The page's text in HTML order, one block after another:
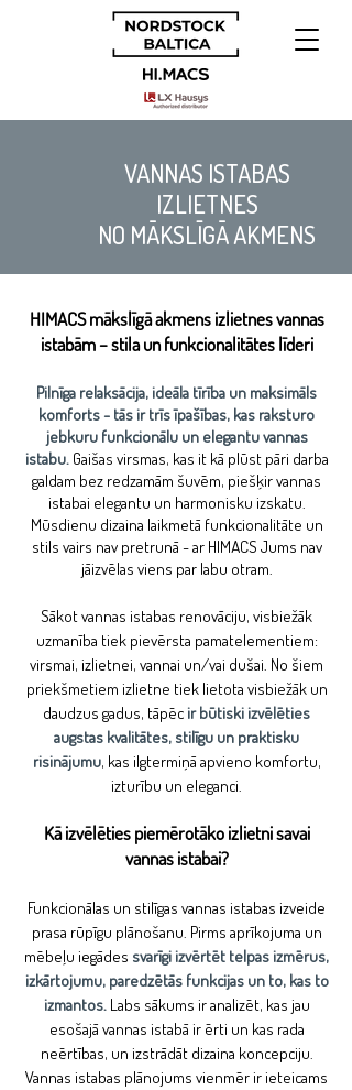
VANNAS ISTABAS
IZLIETNES
NO MĀKSLĪGĀ AKMENS
HIMACS mākslīgā akmens izlietnes vannas
istabām – stila un funkcionalitātes līderi
Pilnīga relaksācija, ideāla tīrība un maksimāls
komforts - tās ir trīs īpašības, kas raksturo
jebkuru funkcionālu un elegantu vannas
istabu. Gaišas virsmas, kas it kā plūst pāri darba
galdam bez redzamām šuvēm, piešķir vannas
istabai elegantu un harmonisku izskatu.
Mūsdienu dizaina laikmetā funkcionalitāte un
stils vairs nav pretrunā - ar HIMACS Jums nav
jāizvēlas viens par labu otram.
Sākot vannas istabas renovāciju, visbiežāk
uzmanība tiek pievērsta pamatelementiem:
virsmai, izlietnei, vannai un/vai dušai. No šiem
priekšmetiem izlietne tiek lietota visbiežāk un
daudzus gadus, tāpēcir būtiski izvēlēties
augstas kvalitātes, stilīgu un praktisku
risinājumu, kas ilgtermiņā apvieno komfortu,
izturību un eleganci.
Kā izvēlēties piemērotāko izlietni savai
vannas istabai?
Funkcionālas un stilīgas vannas istabas izveide
prasa rūpīgu plānošanu. Pirms aprīkojuma un
mēbeļu iegādes svarīgi izvērtēt telpas izmērus,
izkārtojumu, paredzētās funkcijas un to, kas to
izmantos.Labs sākums ir analizēt, kas jau
esošajā vannas istabā ir ērti un kas rada
neērtības, un izstrādāt dizaina koncepciju.
Vannas istabas plānojums vienmēr ir ieteicams